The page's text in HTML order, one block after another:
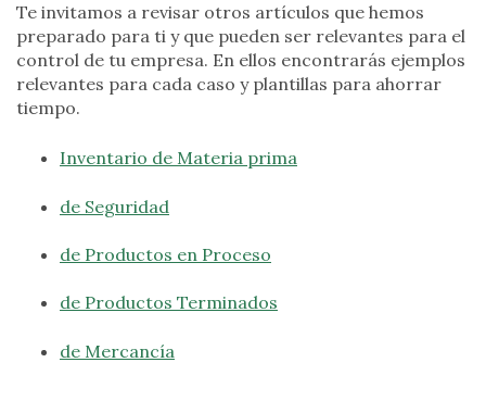
Te invitamos a revisar otros artículos que hemos
preparado para ti y que pueden ser relevantes para el
control de tu empresa. En ellos encontrarás ejemplos
relevantes para cada caso y plantillas para ahorrar
tiempo.
Inventario de Materia prima
de Seguridad
de Productos en Proceso
de Productos Terminados
de Mercancía